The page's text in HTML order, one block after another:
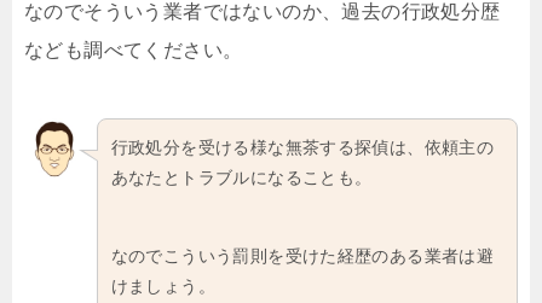
なのでそういう業者ではないのか、過去の行政処分歴
なども調べてください。
行政処分を受ける様な無茶する探偵は、依頼主の
あなたとトラブルになることも。
なのでこういう罰則を受けた経歴のある業者は避
けましょう。